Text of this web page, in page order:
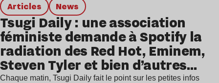
Articles news
Tsugi Daily : une association
féministe demande à Spotify la
radiation des Red Hot, Eminem,
Steven Tyler et bien d’autres…
Chaque matin, Tsugi Daily fait le point sur les petites infos